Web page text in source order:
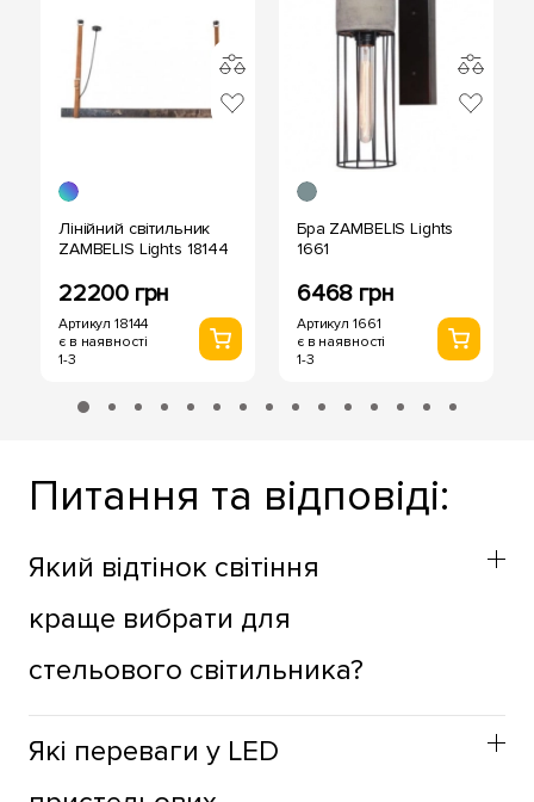
Лінійний світильник
ZAMBELIS Lights 18144
22200 грн
Артикул 18144
є в наявності
1-3
Бра ZAMBELIS Lights
1661
6468 грн
Артикул 1661
є в наявності
1-3
Питання та відповіді:
Який відтінок світіння
краще вибрати для
стельового світильника?
огляду на функціональне призначення простору. Для
житлових зон краще використовувати теплий відтінок,
Які переваги у LED